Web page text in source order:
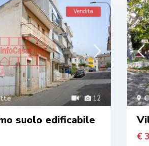
12
Vendita
suolo edificabile
€